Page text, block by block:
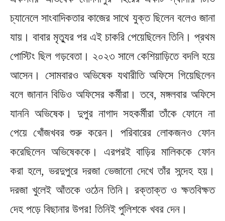
চ্যানেলে সাংবাদিকতার কাজের সাথে যুক্ত ছিলেন বলেও জানা
যায়। বাবার মৃত্যুর পর এই চাকরি পেয়েছিলেন তিনি। প্রথম
পোস্টিং ছিল গড়বেতা। ২০২৩ সালে কেশিয়াড়িতে বদলি হয়ে
আসেন। সোমবারও অভিষেক যথারীতি অফিসে গিয়েছিলেন
বলে জানান বিডিও অফিসের কর্মীরা। তবে, মঙ্গলবার অফিসে
যাননি অভিষেক। দুপুর নাগাদ সহকর্মীরা তাঁকে ফোনে না
পেয়ে খোঁজখবর শুরু করেন। পরিবারের লোকজনও ফোন
করেছিলেন অভিষেককে। এরপরই বাড়ির মালিককে ফোন
করা হলে, ভরদুপুরে দরজা ভেজানো দেখে তাঁর সন্দেহ হয়।
দরজা খুলেই আঁতকে ওঠেন তিনি। রক্তাক্ত ও ক্ষতবিক্ষত
দেহ পড়ে বিছানার উপর! তিনিই পুলিশকে খবর দেন।